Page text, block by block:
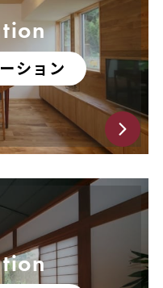
ション